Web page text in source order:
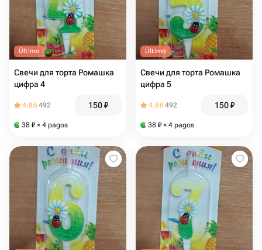
Último
Свечи для торта Ромашка
цифра 4
4.86492 150₽
38 ₽ × 4 pagos
Último
Свечи для торта Ромашка
цифра 5
4.86492 150₽
38 ₽ × 4 pagos